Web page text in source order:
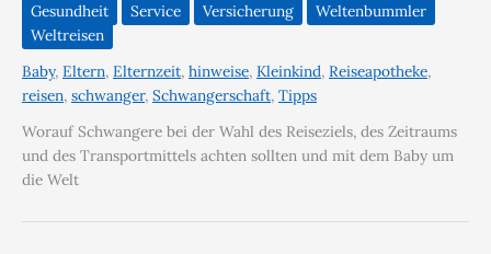
Gesundheit Service Versicherung
Weltenbummler
Weltreisen
Baby, Eltern, Elternzeit, hinweise, Kleinkind, Reiseapotheke,
reisen, schwanger, Schwangerschaft, Tipps
Worauf Schwangere bei der Wahl des Reiseziels, des Zeitraums
und des Transportmittels achten sollten und mit dem Baby um
die Welt